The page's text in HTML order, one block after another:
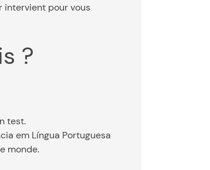
intervient pour vous
?
test.
em Língua Portuguesa
monde.